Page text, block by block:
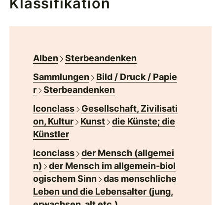
Alben
Sterbeandenken
Sammlungen
Bild / Druck / Papie
r
Sterbeandenken
Iconclass
Gesellschaft, Zivilisati
on, Kultur
Kunst
die Künste; die
Künstler
Iconclass
der Mensch (allgemei
n)
der Mensch im allgemein-biol
ogischem Sinn
das menschliche
Leben und die Lebensalter (jung,